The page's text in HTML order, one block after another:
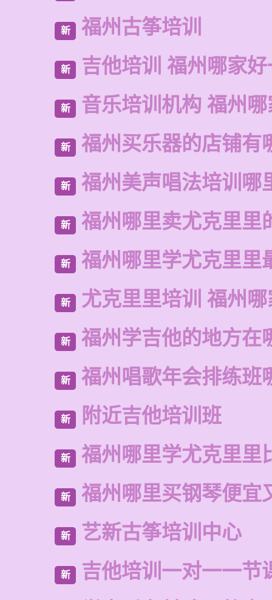
新 福州古筝培训
新 吉他培训 福州哪家
新 音乐培训机构 福州
新 福州买乐器的店铺有
新 福州美声唱法培训哪
新 福州哪里卖尤克里里
新 福州哪里学尤克里里
新 尤克里里培训 福州
新 福州学吉他的地方在
新 福州唱歌年会排练班
新 附近吉他培训班
新 福州哪里学尤克里里
新 福州哪里买钢琴便宜
新 艺新古筝培训中心
新 吉他培训一对一一节